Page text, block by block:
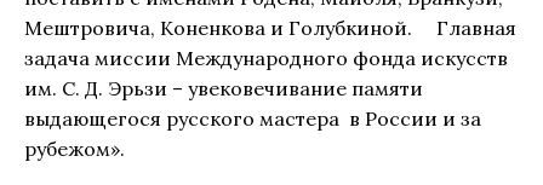
Мештровича, Коненкова и Голубкиной. Главная
задача миссии Международного фонда искусств
им. С. Д. Эрьзи – увековечивание памяти
выдающегося русского мастера в России и за
рубежом».